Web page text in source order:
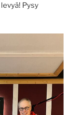
Pysy